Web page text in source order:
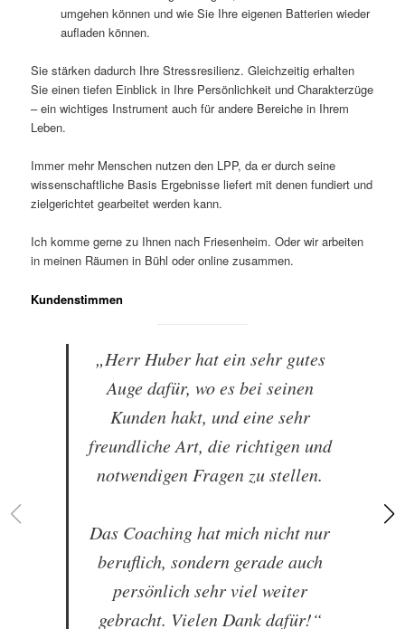
umgehen können und wie Sie Ihre eigenen Batterien wieder
aufladen können.
Sie stärken dadurch Ihre Stressresilienz. Gleichzeitig erhalten
Sie einen tiefen Einblick in Ihre Persönlichkeit und Charakterzüge
– ein wichtiges Instrument auch für andere Bereiche in Ihrem
Leben.
Immer mehr Menschen nutzen den LPP, da er durch seine
wissenschaftliche Basis Ergebnisse liefert mit denen fundiert und
zielgerichtet gearbeitet werden kann.
Ich komme gerne zu Ihnen nach Friesenheim. Oder wir arbeiten
in meinen Räumen in Bühl oder online zusammen.
Kundenstimmen
„Herr Huber hat ein sehr gutes
Auge dafür, wo es bei seinen
Kunden hakt, und eine sehr
freundliche Art, die richtigen und
notwendigen Fragen zu stellen.
Das Coaching hat mich nicht nur
beruflich, sondern gerade auch
persönlich sehr viel weiter
gebracht. Vielen Dank dafür!“